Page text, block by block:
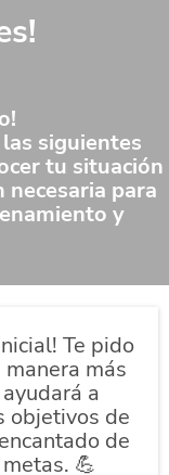
siguientes
tu situación
para
y
Te pido
más
a
objetivos de
de
💪